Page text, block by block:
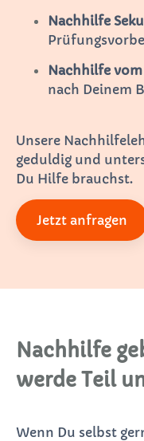
Nachhilfe
Nachhilfe
nach Deinem
Unsere
geduldig und
Du Hilfe brauchst.
Jetzt anfragen
Nachhilfe
werde Teil
Wenn Du selbst